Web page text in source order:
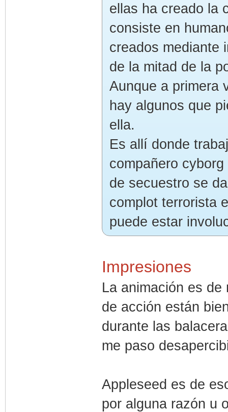
ellas ha creado la
consiste en
creados mediante
de la mitad de la
Aunque a primera
hay algunos que
ella.
Es allí donde
compañero
de secuestro se
complot terrorista
puede estar
Impresiones
La animación es
de acción están
durante las
me paso
Appleseed es de
por alguna razón u